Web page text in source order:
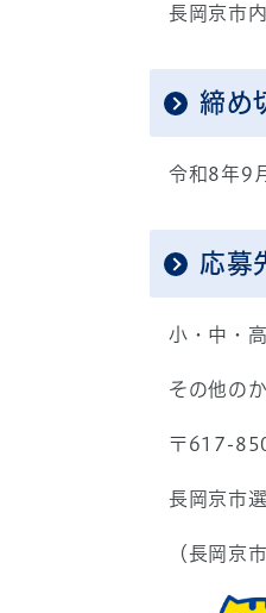
長岡京市
締め
令和8年9
応募
小・中・
その他の
〒617-
長岡京市
（長岡京